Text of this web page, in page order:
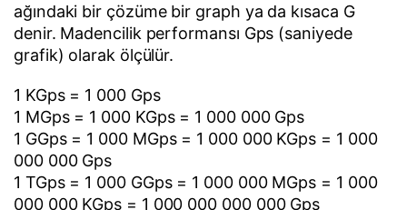
ağındaki bir çözüme bir graph ya da kısaca G
denir. Madencilik performansı Gps (saniyede
grafik) olarak ölçülür.
1 KGps = 1 000 Gps
1 MGps = 1 000 KGps = 1 000 000 Gps
1 GGps = 1 000 MGps = 1 000 000 KGps = 1 000
000 000 Gps
1 TGps = 1 000 GGps = 1 000 000 MGps = 1 000
000 000 KGps = 1 000 000 000 000 Gps